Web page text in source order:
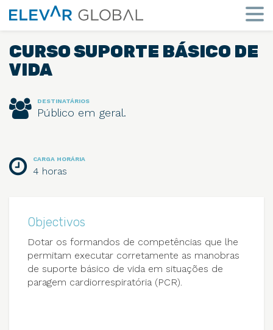
Elevar
Global
Mude
a
perspetiva
CURSO SUPORTE BÁSICO DE
VIDA
DESTINATÁRIOS
Público em geral.
CARGA HORÁRIA
4 horas
Objectivos
Dotar os formandos de competências que lhe
permitam executar corretamente as manobras
de suporte básico de vida em situações de
paragem cardiorrespiratória (PCR).